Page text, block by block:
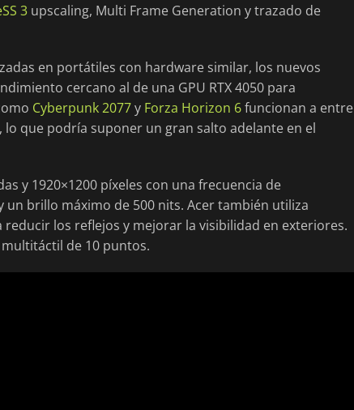
3 upscaling, Multi Frame Generation y trazado de
en portátiles con hardware similar, los nuevos
cercano al de una GPU RTX 4050 para
Cyberpunk 2077y Forza Horizon 6funcionan a entre
lo que podría suponer un gran salto adelante en el
y 1920×1200 píxeles con una frecuencia de
un brillo máximo de 500 nits. Acer también utiliza
los reflejos y mejorar la visibilidad en exteriores.
de 10 puntos.